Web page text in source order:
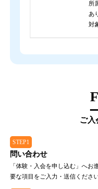
所
あ
対
ご入
STEP1
問い合わせ
「体験・入会を申し込む」へ
要な項目をご入力・送信くださ